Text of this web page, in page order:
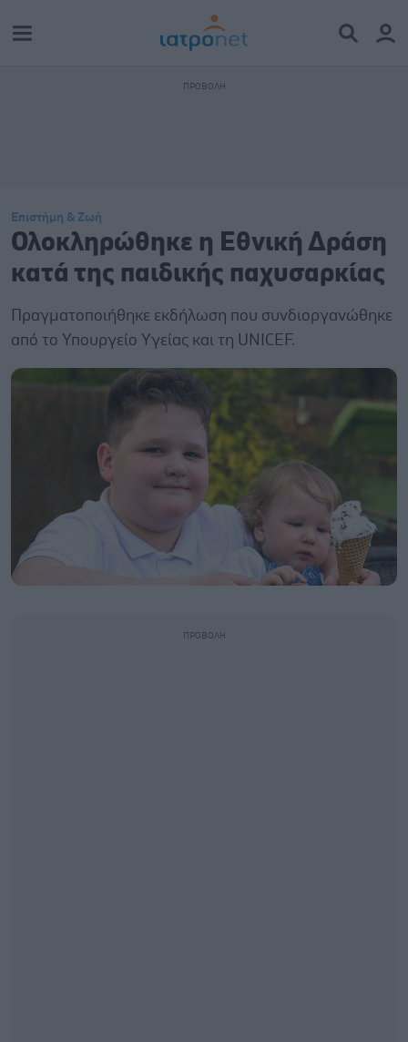
Επιστήμη & Ζωή
Ολοκληρώθηκε η Εθνική Δράση
κατά της παιδικής παχυσαρκίας
Πραγματοποιήθηκε εκδήλωση που συνδιοργανώθηκε
από το Υπουργείο Υγείας και τη UNICEF.